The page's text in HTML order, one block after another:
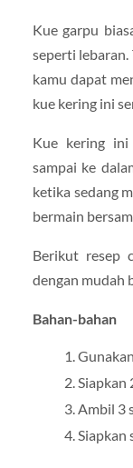
Kue garpu
seperti lebaran.
kamu dapat
kue kering ini
Kue kering
sampai ke
ketika sedang
bermain
Berikut resep
dengan mudah
Bahan-bahan
Siapkan
Ambil 3
Siapkan